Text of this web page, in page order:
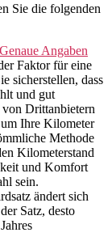
Sie die folgenden
Genaue Angaben
Faktor für eine
sicherstellen, dass
und gut
Drittanbietern
Ihre Kilometer
Methode
Kilometerstand
und Komfort
sein.
ändert sich
Satz, desto